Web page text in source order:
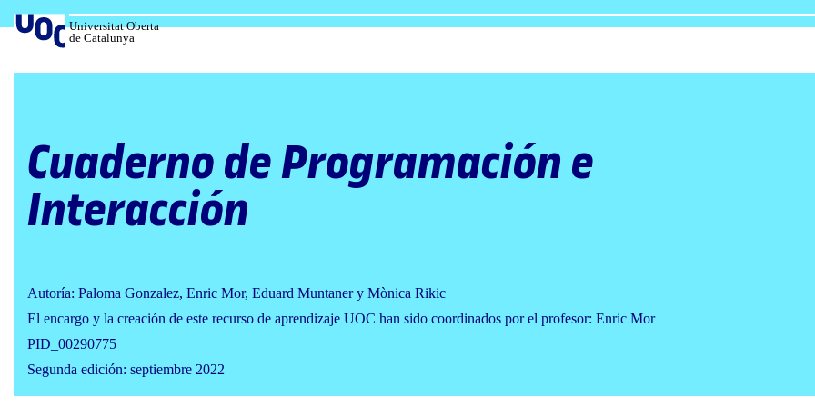
al
contenido
Universitat Oberta
de Catalunya
Cuaderno de Programación e
Interacción
Autoría: Paloma Gonzalez, Enric Mor, Eduard Muntaner y Mònica Rikic
El encargo y la creación de este recurso de aprendizaje UOC han sido coordinados por el profesor: Enric Mor
PID_00290775
Segunda edición: septiembre 2022